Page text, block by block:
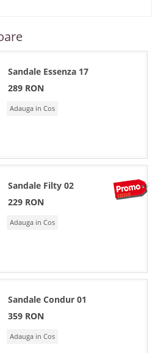
Sandale Essenza 17
289 RON
Adauga in Cos
Sandale Filty 02
229 RON
Adauga in Cos
Sandale Condur 01
359 RON
Adauga in Cos